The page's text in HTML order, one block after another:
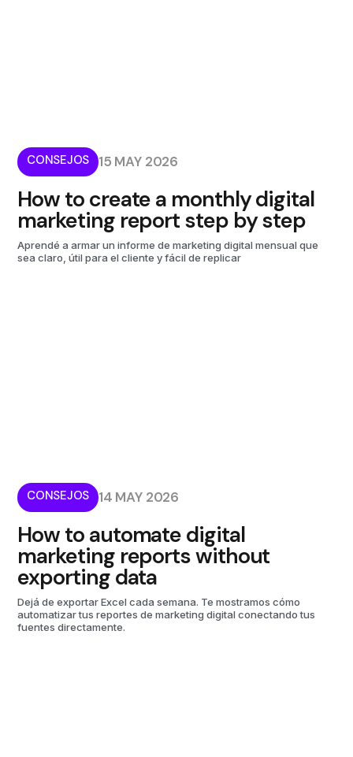
CONSEJOS 15 MAY 2026
How to create a monthly digital
marketing report step by step
Aprendé a armar un informe de marketing digital mensual que
sea claro, útil para el cliente y fácil de replicar
CONSEJOS 14 MAY 2026
How to automate digital
marketing reports without
exporting data
Dejá de exportar Excel cada semana. Te mostramos cómo
automatizar tus reportes de marketing digital conectando tus
fuentes directamente.